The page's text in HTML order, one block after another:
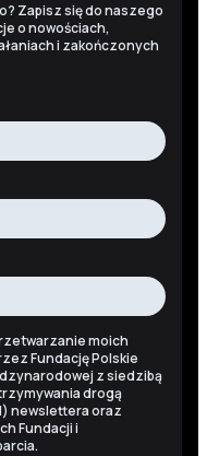
Zapisz się do naszego
o nowościach,
i zakończonych
moich
Fundację Polskie
z siedzibą
drogą
newslettera oraz
Fundacji i